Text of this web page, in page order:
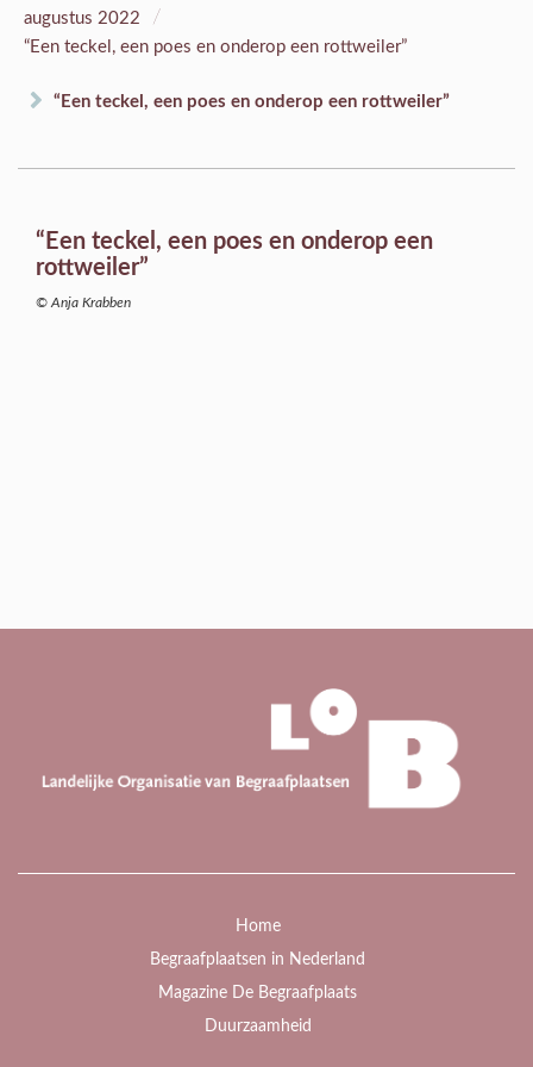
augustus 2022 /
“Een teckel, een poes en onderop een rottweiler”
“Een teckel, een poes en onderop een rottweiler”
“Een teckel, een poes en onderop een
rottweiler”
© Anja Krabben
Home
Begraafplaatsen in Nederland
Magazine De Begraafplaats
Duurzaamheid